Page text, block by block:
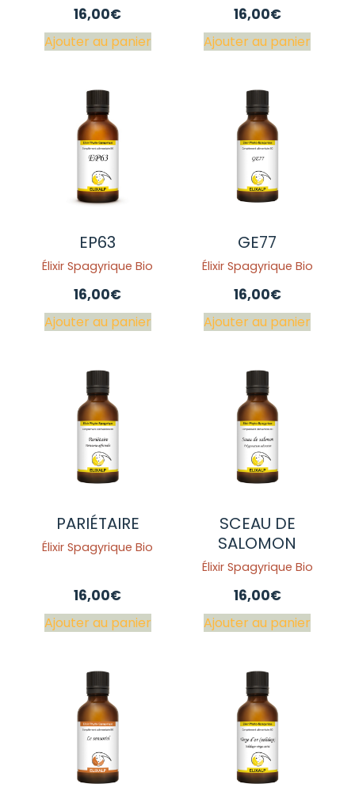
16,00€
Ajouter au panier
16,00€
Ajouter au panier
EP63
Élixir Spagyrique Bio
16,00€
Ajouter au panier
GE77
Élixir Spagyrique Bio
16,00€
Ajouter au panier
PARIÉTAIRE
Élixir Spagyrique Bio
16,00€
Ajouter au panier
SCEAU DE
SALOMON
Élixir Spagyrique Bio
16,00€
Ajouter au panier